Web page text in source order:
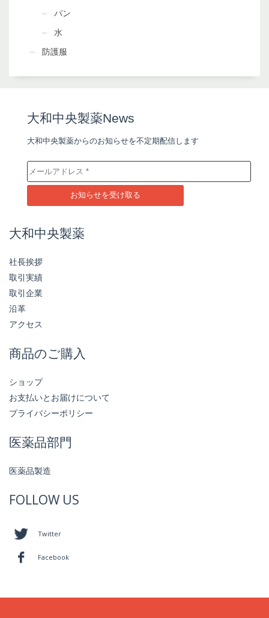
パン
水
防護服
大和中央製薬News
大和中央製薬からのお知らせを不定期配信します
大和中央製薬
社長挨拶
取引実績
取引企業
沿革
アクセス
商品のご購入
ショップ
お支払いとお届けについて
プライバシーポリシー
医薬品部門
医薬品製造
FOLLOW US
Twitter
Facebook